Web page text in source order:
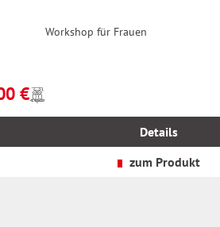
Preis:
€
Workshop für Frauen
Preise
inkl.
Details
zum Produkt